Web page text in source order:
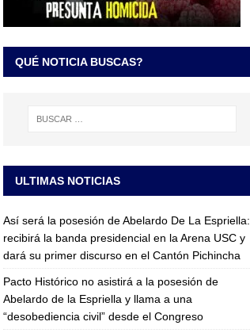
QUÉ NOTICIA BUSCAS?
ULTIMAS NOTICIAS
Así será la posesión de Abelardo De La Espriella:
recibirá la banda presidencial en la Arena USC y
dará su primer discurso en el Cantón Pichincha
Pacto Histórico no asistirá a la posesión de
Abelardo de la Espriella y llama a una
“desobediencia civil” desde el Congreso